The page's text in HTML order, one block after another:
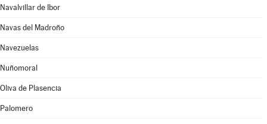
Navalvillar de Ibor
Navas del Madroño
Navezuelas
Nuñomoral
Oliva de Plasencia
Palomero